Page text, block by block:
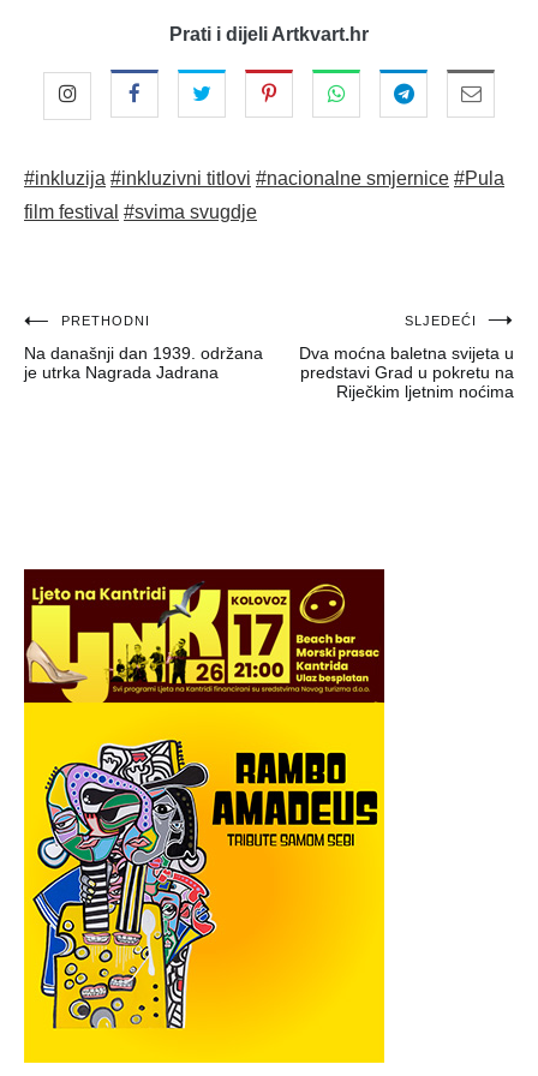
Prati i dijeli Artkvart.hr
#inkluzija #inkluzivni titlovi #nacionalne smjernice #Pula
film festival #svima svugdje
Navigacija
objava
PRETHODNI
Na današnji dan 1939. održana
je utrka Nagrada Jadrana
SLJEDEĆI
Dva moćna baletna svijeta u
predstavi Grad u pokretu na
Riječkim ljetnim noćima